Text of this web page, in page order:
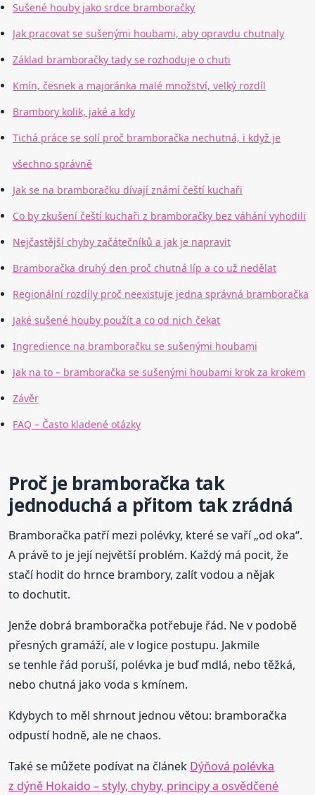
Sušené houby jako srdce bramboračky
Jak pracovat se sušenými houbami, aby opravdu chutnaly
Základ bramboračky tady se rozhoduje o chuti
Kmín, česnek a majoránka malé množství, velký rozdíl
Brambory kolik, jaké a kdy
Tichá práce se solí proč bramboračka nechutná, i když je
všechno správně
Jak se na bramboračku dívají známí čeští kuchaři
Co by zkušení čeští kuchaři z bramboračky bez váhání vyhodili
Nejčastější chyby začátečníků a jak je napravit
Bramboračka druhý den proč chutná líp a co už nedělat
Regionální rozdíly proč neexistuje jedna správná bramboračka
Jaké sušené houby použít a co od nich čekat
Ingredience na bramboračku se sušenými houbami
Jak na to – bramboračka se sušenými houbami krok za krokem
Závěr
FAQ – Často kladené otázky
Proč je bramboračka tak
jednoduchá a přitom tak zrádná
Bramboračka patří mezi polévky, které se vaří „od oka“.
A právě to je její největší problém. Každý má pocit, že
stačí hodit do hrnce brambory, zalít vodou a nějak
to dochutit.
Jenže dobrá bramboračka potřebuje řád. Ne v podobě
přesných gramáží, ale v logice postupu. Jakmile
se tenhle řád poruší, polévka je buď mdlá, nebo těžká,
nebo chutná jako voda s kmínem.
Kdybych to měl shrnout jednou větou: bramboračka
odpustí hodně, ale ne chaos.
Také se můžete podívat na článek Dýňová polévka
z dýně Hokaido – styly, chyby, principy a osvědčené